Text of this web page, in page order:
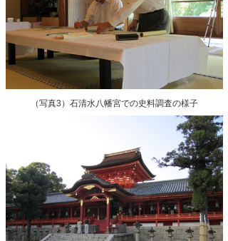
（写真3）石清水八幡宮での史料調査の様子